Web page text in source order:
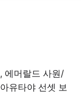
에머랄드 사원/
유타야 선셋 보